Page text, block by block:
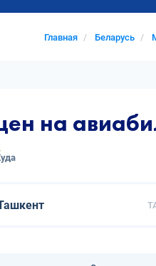
Главная Беларусь
на